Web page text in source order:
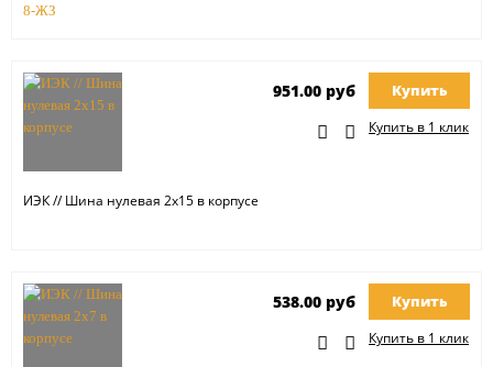
ИЭК // Шина нулевая 2х15 в корпусе
951.00 руб Купить
Купить в 1 клик
538.00 руб Купить
Купить в 1 клик